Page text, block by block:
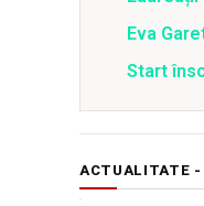
Eva
Start
ACTUALITATE -